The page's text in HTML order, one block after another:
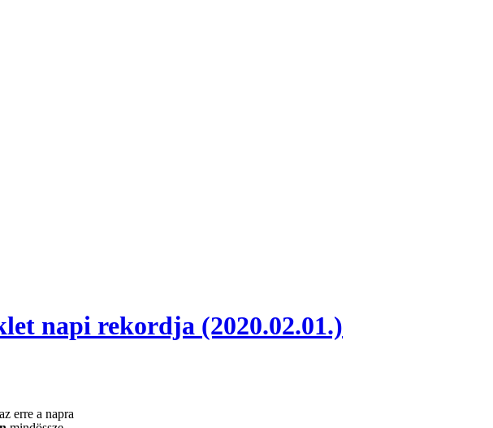
napi rekordja (2020.02.01.)
erre a napra